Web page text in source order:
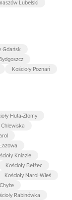
Lubelski
Gdańsk
Kościoły Poznań
Huta-Złomy
Chlewiska
Kniazie
Kościoły Bełżec
Kościoły Narol-Wieś
Rabinówka